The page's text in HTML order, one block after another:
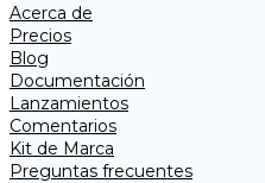
Acerca de
Precios
Blog
Documentación
Lanzamientos
Comentarios
Kit de Marca
Preguntas frecuentes